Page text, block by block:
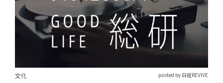
文化 posted by 日経REVIVE